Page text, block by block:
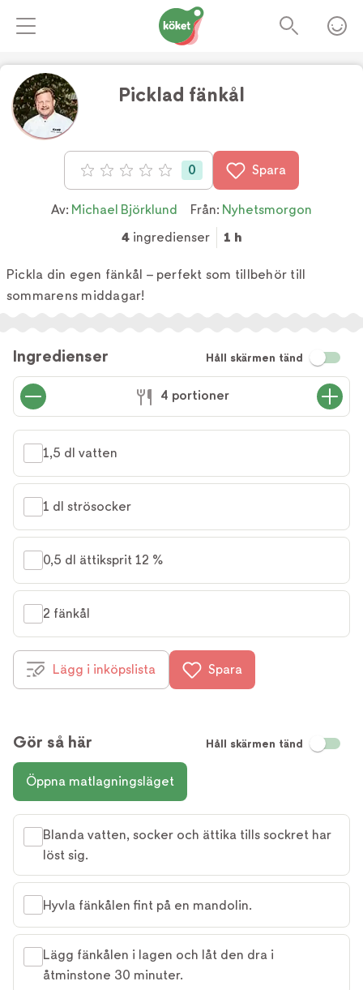
Picklad fänkål
Betyg: 0 av 5 0 Spara
Av: Michael Björklund Från: Nyhetsmorgon
4 ingredienser 1 h
Pickla din egen fänkål – perfekt som tillbehör till
sommarens middagar!
Ingredienser Håll skärmen tänd
4 portioner
1,5 dl vatten
1 dl strösocker
0,5 dl ättiksprit 12 %
2 fänkål
Lägg i inköpslista Spara
Gör så här Håll skärmen tänd
Öppna matlagningsläget
Blanda vatten, socker och ättika tills sockret har
löst sig.
Hyvla fänkålen fint på en mandolin.
Lägg fänkålen i lagen och låt den dra i
åtminstone 30 minuter.